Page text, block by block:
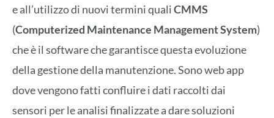
e all’utilizzo di nuovi termini qualiCMMS
(Computerized Maintenance Management System)
che è il software che garantisce questa evoluzione
della gestione della manutenzione. Sono web app
dove vengono fatti confluire i dati raccolti dai
sensori per le analisi finalizzate a dare soluzioni